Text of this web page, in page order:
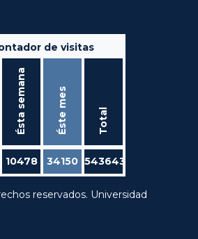
de visitas
Ésta semana Éste mes Total
10478 34150 543643
reservados. Universidad